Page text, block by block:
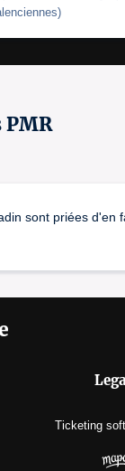
)
sont priées d'en
Ticketing